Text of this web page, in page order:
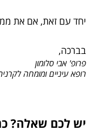
יחד עם זאת, אם את
בברכה,
פרופ' אבי סלומון
רופא עיניים ומומחה
יש לכם שאלה?